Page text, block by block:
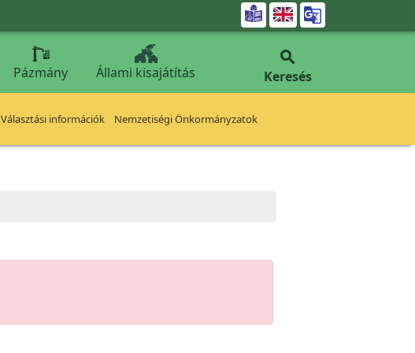

Pázmány Állami kisajátítás

Keresés
Választási információk Nemzetiségi Önkormányzatok